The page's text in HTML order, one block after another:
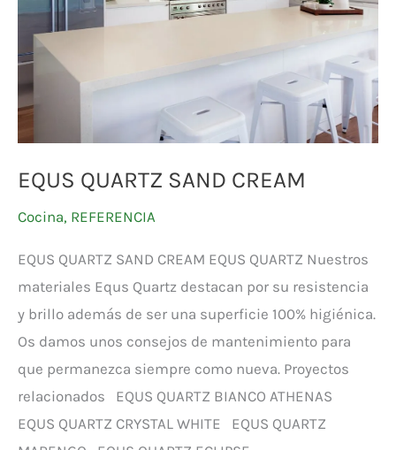
EQUS QUARTZ SAND CREAM
Cocina, REFERENCIA
EQUS QUARTZ SAND CREAM EQUS QUARTZ Nuestros
materiales Equs Quartz destacan por su resistencia
y brillo además de ser una superficie 100% higiénica.
Os damos unos consejos de mantenimiento para
que permanezca siempre como nueva. Proyectos
relacionados EQUS QUARTZ BIANCO ATHENAS
EQUS QUARTZ CRYSTAL WHITE EQUS QUARTZ